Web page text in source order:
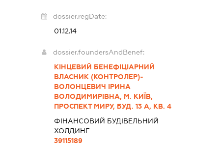
dossier.regDate:
01.12.14
dossier.foundersAndBenef:
КІНЦЕВИЙ БЕНЕФІЦІАРНИЙ
ВЛАСНИК (КОНТРОЛЕР)-
ВОЛОНЦЕВИЧ ІРИНА
ВОЛОДИМИРІВНА, М. КИЇВ,
ПРОСПЕКТ МИРУ, БУД. 13 А, КВ. 4
ФІНАНСОВИЙ БУДІВЕЛЬНИЙ
ХОЛДИНГ
39115189